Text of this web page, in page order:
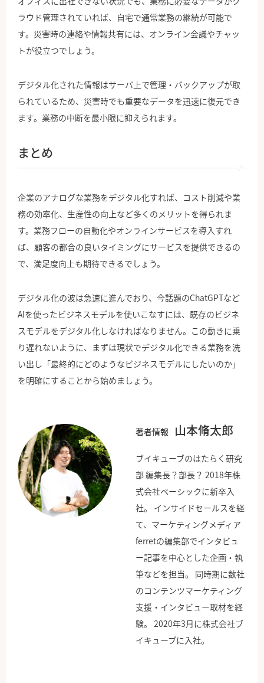
ラウド管理されていれば、自宅で通常業務の継続が可能で
す。災害時の連絡や情報共有には、オンライン会議やチャッ
トが役立つでしょう。
デジタル化された情報はサーバ上で管理・バックアップが取
られているため、災害時でも重要なデータを迅速に復元でき
ます。業務の中断を最小限に抑えられます。
まとめ
企業のアナログな業務をデジタル化すれば、コスト削減や業
務の効率化、生産性の向上など多くのメリットを得られま
す。業務フローの自動化やオンラインサービスを導入すれ
ば、顧客の都合の良いタイミングにサービスを提供できるの
で、満足度向上も期待できるでしょう。
デジタル化の波は急速に進んでおり、今話題のChatGPTなど
AIを使ったビジネスモデルを使いこなすには、既存のビジネ
スモデルをデジタル化しなければなりません。この動きに乗
り遅れないように、まずは現状でデジタル化できる業務を洗
い出し「最終的にどのようなビジネスモデルにしたいのか」
を明確にすることから始めましょう。
著者情報 山本脩太郎
ブイキューブのはたらく研究
部 編集長？部長？ 2018年株
式会社ベーシックに新卒入
社。 インサイドセールスを経
て、マーケティングメディア
ferretの編集部でインタビュ
ー記事を中心とした企画・執
筆などを担当。 同時期に数社
のコンテンツマーケティング
支援・インタビュー取材を経
験。 2020年3月に株式会社ブ
イキューブに入社。